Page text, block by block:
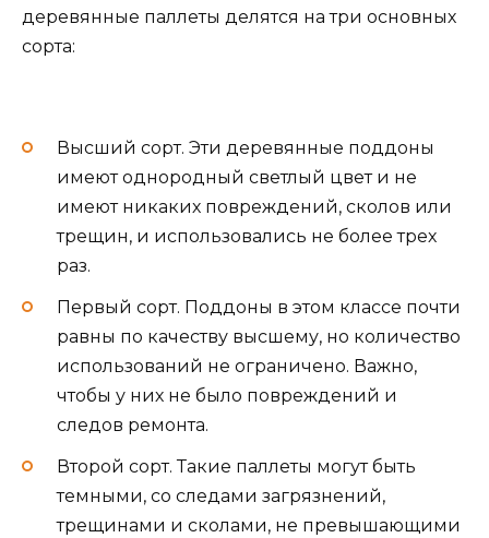
деревянные паллеты делятся на три основных
сорта:
Высший сорт. Эти деревянные поддоны
имеют однородный светлый цвет и не
имеют никаких повреждений, сколов или
трещин, и использовались не более трех
раз.
Первый сорт. Поддоны в этом классе почти
равны по качеству высшему, но количество
использований не ограничено. Важно,
чтобы у них не было повреждений и
следов ремонта.
Второй сорт. Такие паллеты могут быть
темными, со следами загрязнений,
трещинами и сколами, не превышающими